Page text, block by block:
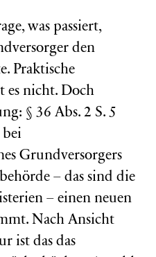
was passiert,
den
Praktische
es nicht. Doch
§ 36 Abs. 2 S. 5
bei
Grundversorgers
– das sind die
– einen neuen
Nach Ansicht
ist das das